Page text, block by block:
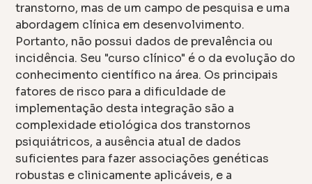
transtorno, mas de um campo de pesquisa e uma
abordagem clínica em desenvolvimento.
Portanto, não possui dados de prevalência ou
incidência. Seu "curso clínico" é o da evolução do
conhecimento científico na área. Os principais
fatores de risco para a dificuldade de
implementação desta integração são a
complexidade etiológica dos transtornos
psiquiátricos, a ausência atual de dados
suficientes para fazer associações genéticas
robustas e clinicamente aplicáveis, e a